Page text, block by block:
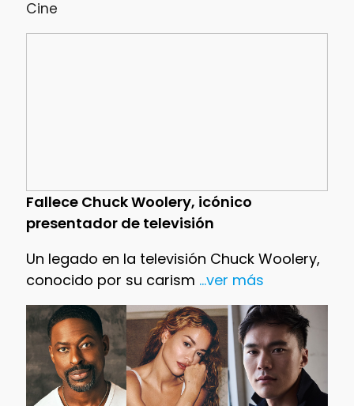
Cine
Fallece Chuck Woolery, icónico
presentador de televisión
Un legado en la televisión Chuck Woolery,
conocido por su carism ...ver más